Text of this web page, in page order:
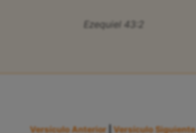
Ezequiel 43:2
Versículo Anterior |Versículo Siguiente